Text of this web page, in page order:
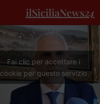
ilSiciliaNews24
Fai clic per accettare i
cookie per questo servizio